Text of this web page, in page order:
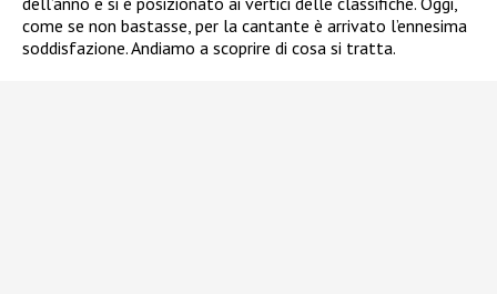
come se non bastasse, per la cantante è arrivato l’ennesima
soddisfazione. Andiamo a scoprire di cosa si tratta.